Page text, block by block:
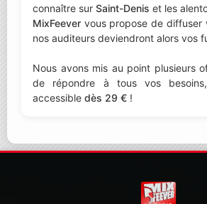
connaître sur Saint-Denis et les
MixFeever vous propose de diffuser
nos auditeurs deviendront alors vos
Nous avons mis au point plusieurs
de répondre à tous vos
accessible dès 29 € !